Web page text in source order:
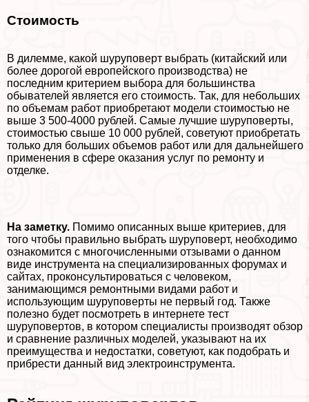
Стоимость
В дилемме, какой шуруповерт выбрать (китайский или
более дорогой европейского производства) не
последним критерием выбора для большинства
обывателей является его стоимость. Так, для небольших
по объемам работ приобретают модели стоимостью не
выше 3 500-4000 рублей. Самые лучшие шуруповерты,
стоимостью свыше 10 000 рублей, советуют приобретать
только для больших объемов работ или для дальнейшего
применения в сфере оказания услуг по ремонту и
отделке.
На заметку. Помимо описанных выше критериев, для
того чтобы правильно выбрать шуруповерт, необходимо
ознакомится с многочисленными отзывами о данном
виде инструмента на специализированных форумах и
сайтах, проконсультироваться с человеком,
занимающимся ремонтными видами работ и
использующим шуруповерты не первый год. Также
полезно будет посмотреть в интернете тест
шуруповертов, в котором специалисты производят обзор
и сравнение различных моделей, указывают на их
преимущества и недостатки, советуют, как подобрать и
прибрести данный вид электроинструмента.